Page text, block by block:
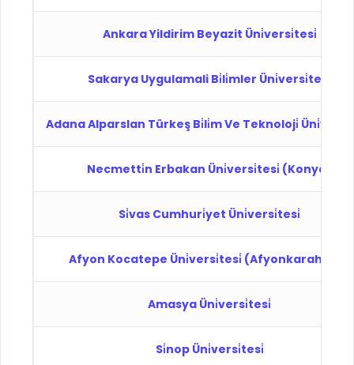
Ankara Yildirim Beyazit Üni̇versi̇tesi̇
Sakarya Uygulamali Bi̇li̇mler Üni̇versi̇tesi̇
Adana Alparslan Türkeş Bi̇li̇m Ve Teknoloji̇
Necmetti̇n Erbakan Üni̇versi̇tesi̇ (Konya)
Si̇vas Cumhuri̇yet Üni̇versi̇tesi̇
Afyon Kocatepe Üni̇versi̇tesi̇ (Afyonkarahi̇sar)
Amasya Üni̇versi̇tesi̇
Si̇nop Üni̇versi̇tesi̇